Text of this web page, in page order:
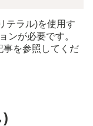
テラル)を使用す
ンが必要です。
事を参照してくだ
)